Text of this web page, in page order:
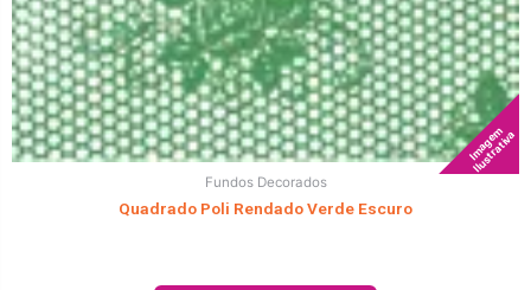
Imagem
Ilustrativa
Fundos Decorados
Quadrado Poli Rendado Verde Escuro